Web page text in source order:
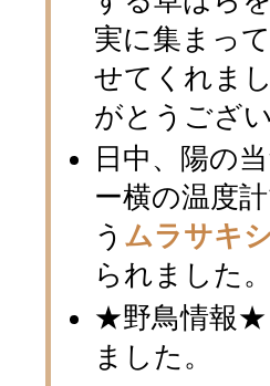
実に集まっ
せてくれま
がとうござ
日中、陽の
ー横の温度
う ムラサキ
られました
★野鳥情報★
ました。